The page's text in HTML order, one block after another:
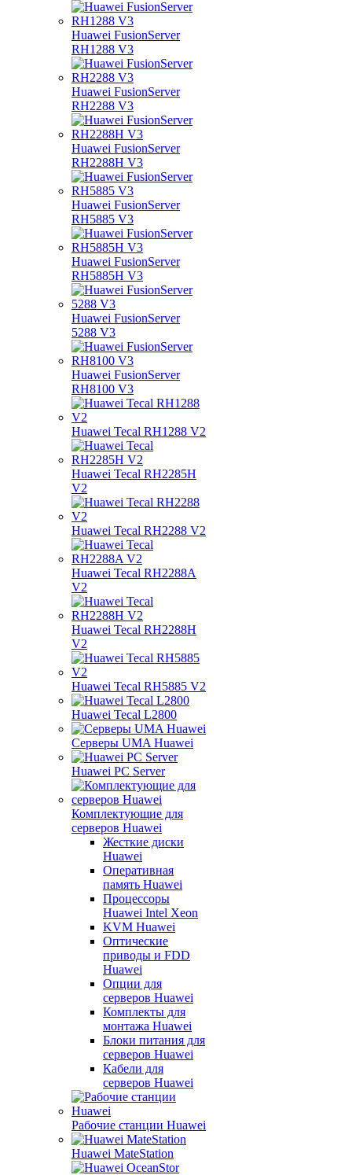
Huawei FusionServer
RH1288 V3
Huawei FusionServer
RH2288 V3
Huawei FusionServer
RH2288H V3
Huawei FusionServer
RH5885 V3
Huawei FusionServer
RH5885H V3
Huawei FusionServer
5288 V3
Huawei FusionServer
RH8100 V3
Huawei Tecal RH1288 V2
Huawei Tecal RH2285H
V2
Huawei Tecal RH2288 V2
Huawei Tecal RH2288A
V2
Huawei Tecal RH2288H
V2
Huawei Tecal RH5885 V2
Huawei Tecal L2800
Серверы UMA Huawei
Huawei PC Server
Комплектующие для
серверов Huawei
Жесткие диски
Huawei
Оперативная
память Huawei
Процессоры
Huawei Intel Xeon
KVM Huawei
Оптические
приводы и FDD
Huawei
Опции для
серверов Huawei
Комплекты для
монтажа Huawei
Блоки питания для
серверов Huawei
Кабели для
серверов Huawei
Рабочие станции Huawei
Huawei MateStation